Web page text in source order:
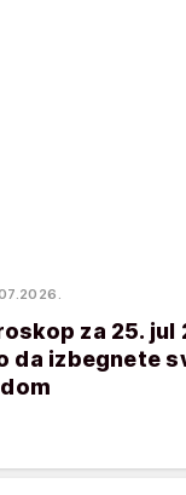
za 25. jul
da izbegnete